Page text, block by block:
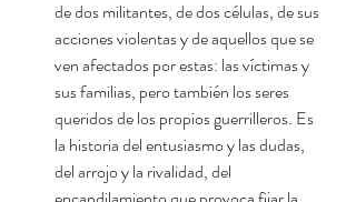
de dos militantes, de dos células, de sus
acciones violentas y de aquellos que se
ven afectados por estas: las víctimas y
sus familias, pero también los seres
queridos de los propios guerrilleros. Es
la historia del entusiasmo y las dudas,
del arrojo y la rivalidad, del